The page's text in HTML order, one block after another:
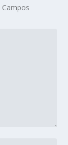
Campos